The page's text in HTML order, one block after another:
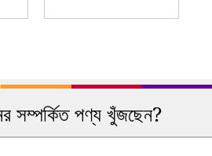
সম্পর্কিত পণ্য খুঁজছেন?